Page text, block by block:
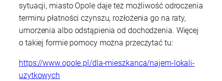
sytuacji, miasto Opole daje też możliwość odroczenia
terminu płatności czynszu, rozłożenia go na raty,
umorzenia albo odstąpienia od dochodzenia. Więcej
o takiej formie pomocy można przeczytać tu:
https://www.opole.pl/dla-mieszkanca/najem-lokali-
uzytkowych